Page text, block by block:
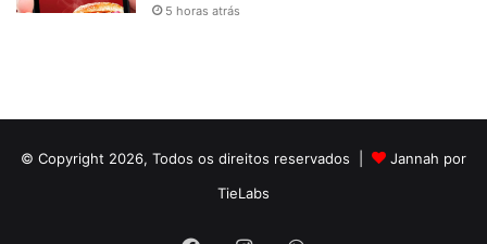
5 horas atrás
© Copyright 2026, Todos os direitos reservados |
Jannah por
TieLabs